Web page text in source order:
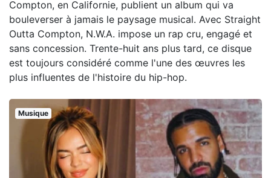
Compton, en Californie, publient un album qui va
bouleverser à jamais le paysage musical. Avec Straight
Outta Compton, N.W.A. impose un rap cru, engagé et
sans concession. Trente-huit ans plus tard, ce disque
est toujours considéré comme l'une des œuvres les
plus influentes de l'histoire du hip-hop.
Musique